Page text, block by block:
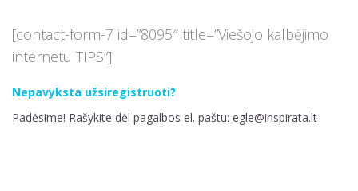
[contact-form-7 id=”8095″ title=”Viešojo kalbėjimo
internetu TIPS”]
Nepavyksta užsiregistruoti?
Padėsime! Rašykite dėl pagalbos el. paštu: egle@inspirata.lt